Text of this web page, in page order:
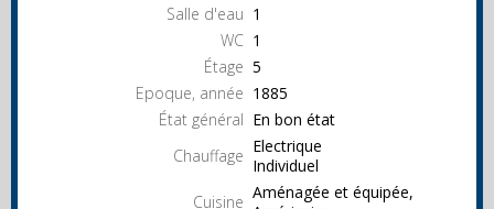
Salle d'eau 1
WC 1
Étage 5
Epoque, année 1885
État général En bon état
Chauffage Electrique
Individuel
Cuisine Aménagée et équipée,